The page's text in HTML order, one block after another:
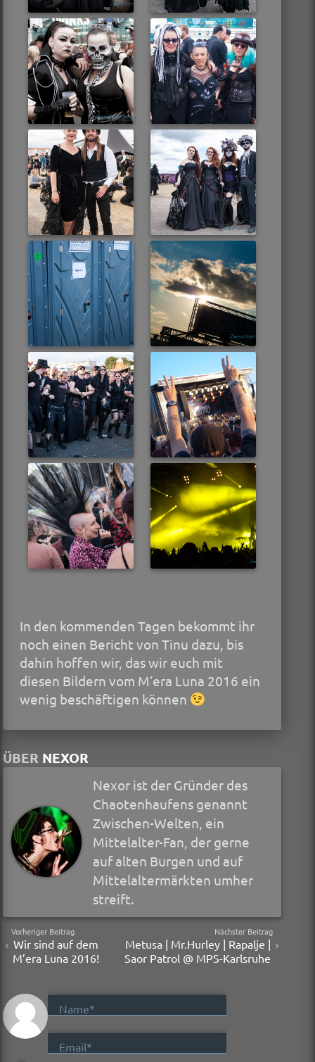
In den kommenden Tagen bekommt ihr
noch einen Bericht von Tinu dazu, bis
dahin hoffen wir, das wir euch mit
diesen Bildern vom M’era Luna 2016 ein
wenig beschäftigen können
ÜBER NEXOR
Nexor ist der Gründer des
Chaotenhaufens genannt
Zwischen-Welten, ein
Mittelalter-Fan, der gerne
auf alten Burgen und auf
Mittelaltermärkten umher
streift.
Vorheriger Beitrag
Wir sind auf dem
M’era Luna 2016!
Nächster Beitrag
Metusa | Mr.Hurley | Rapalje |
Saor Patrol @ MPS-Karlsruhe
Name*
Email*